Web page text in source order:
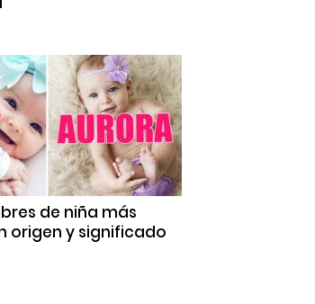
de niña más
origen y significado